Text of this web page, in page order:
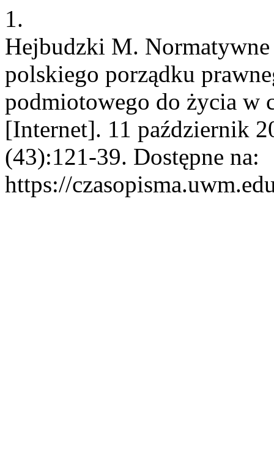
1.
Hejbudzki M.
polskiego porządku
podmiotowego do życia w
[Internet]. 11 październik
(43):121-39. Dostępne na:
https://